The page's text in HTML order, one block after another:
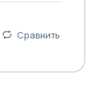
Сравнить